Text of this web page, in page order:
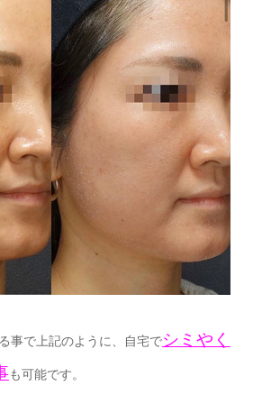
事で上記のように、自宅でシミやく
も可能です。